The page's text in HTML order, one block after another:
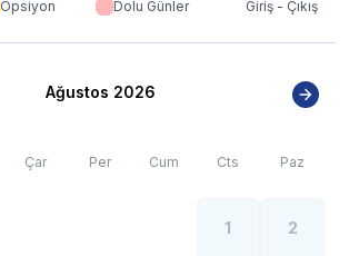
Opsiyon Dolu Günler Giriş - Çıkış
Ağustos 2026
Çar Per Cum Cts Paz
1 2